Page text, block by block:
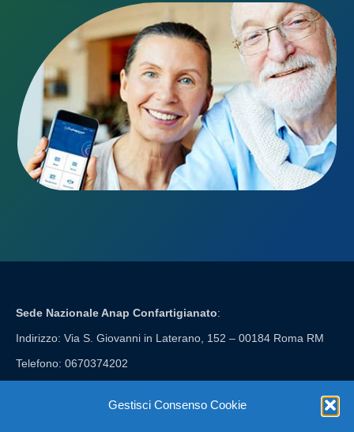
Gestisci Consenso Cookie
Sede Nazionale Anap Confartigianato:
Indirizzo: Via S. Giovanni in Laterano, 152 – 00184 Roma RM
Telefono: 0670374202